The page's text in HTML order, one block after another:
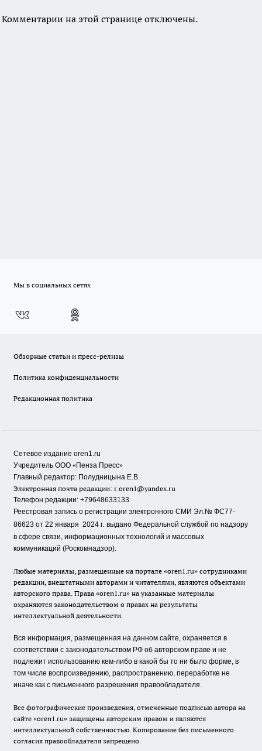
Комментарии на этой странице отключены.
Мы в социальных сетях
Обзорные статьи и пресс-релизы
Политика конфиденциальности
Редакционная политика
Сетевое издание oren1.ru
Учредитель ООО «Пенза Пресс»
Главный редактор: Полудницына Е.В.
Электронная почта редакции: r.oren1@yandex.ru
Телефон редакции: +79648633133
Реестровая запись о регистрации электронного СМИ Эл.№ ФС77-
86623 от 22 января 2024 г. выдано Федеральной службой по надзору
в сфере связи, информационных технологий и массовых
коммуникаций (Роскомнадзор).
Любые материалы, размещенные на портале «oren1.ru» сотрудниками
редакции, внештатными авторами и читателями, являются объектами
авторского права. Права «oren1.ru» на указанные материалы
охраняются законодательством о правах на результаты
интеллектуальной деятельности.
Вся информация, размещенная на данном сайте, охраняется в
соответствии с законодательством РФ об авторском праве и не
подлежит использованию кем-либо в какой бы то ни было форме, в
том числе воспроизведению, распространению, переработке не
иначе как с письменного разрешения правообладателя.
Все фотографические произведения, отмеченные подписью автора на
сайте «oren1.ru» защищены авторским правом и являются
интеллектуальной собственностью. Копирование без письменного
согласия правообладателя запрещено.